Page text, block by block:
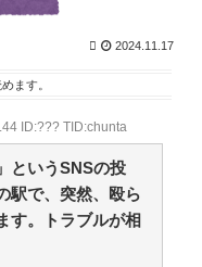
黒川、日本ハム・達
まとめアンテナ！
族が猛反対。家族か
他 / 2chnaviヘッド
語。
が乱入し「10億の
2024.11.17
ます。
ID:??? TID:chunta
というSNSの投
駅で、突然、殴ら
す。トラブルが相